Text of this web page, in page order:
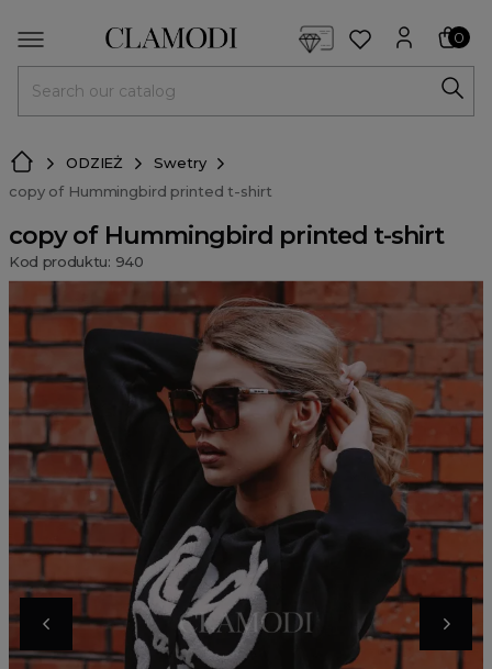
0
ODZIEŻ
Swetry
copy of Hummingbird printed t-shirt
copy of Hummingbird printed t-shirt
Kod produktu: 940